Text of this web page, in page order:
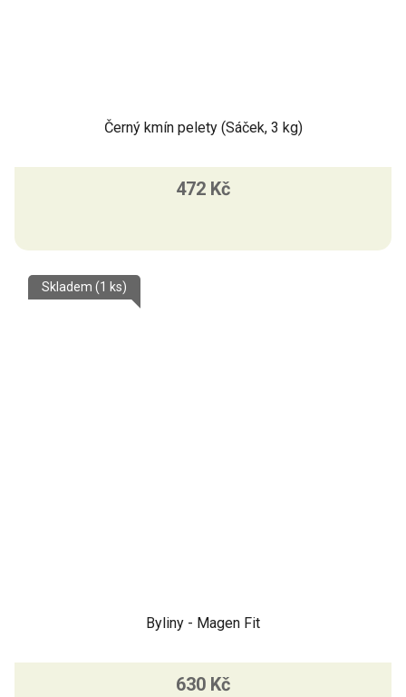
Černý kmín pelety (Sáček, 3 kg)
472 Kč
Byliny - Magen Fit
Skladem (1 ks)
630 Kč